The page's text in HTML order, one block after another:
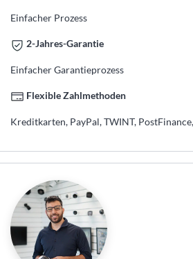
Einfacher Prozess
2-Jahres-Garantie
Einfacher Garantieprozess
Flexible Zahlmethoden
Kreditkarten, PayPal, TWINT,